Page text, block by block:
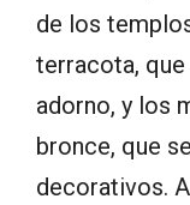
de los
terracota,
adorno, y los
bronce, que
decorativos.